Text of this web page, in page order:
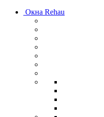
Окна Rehau